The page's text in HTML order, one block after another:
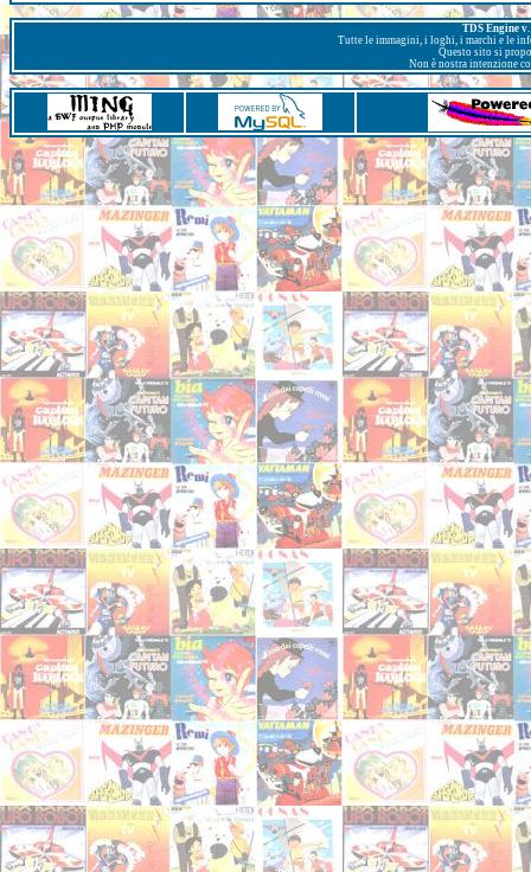
TDS Engine
Tutte le immagini, i loghi, i marchi e le
Questo sito si
Non è nostra intenzione